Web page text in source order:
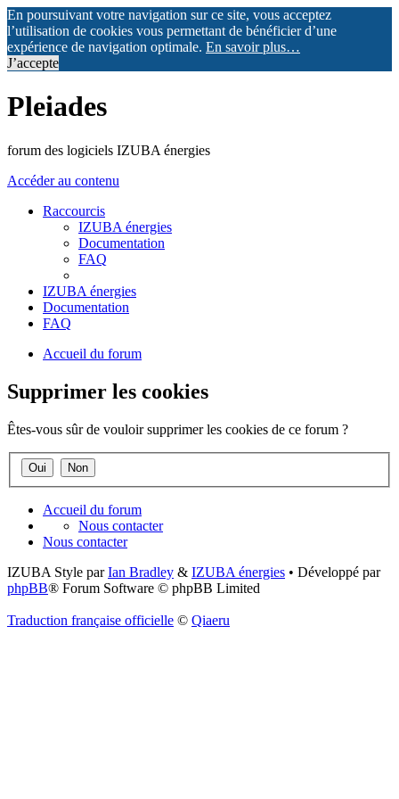
En poursuivant votre navigation sur ce site, vous acceptez
l’utilisation de cookies vous permettant de bénéficier d’une
expérience de navigation optimale. En savoir plus…
J’accepte
Pleiades
forum des logiciels IZUBA énergies
Accéder au contenu
Raccourcis
IZUBA énergies
Documentation
FAQ
IZUBA énergies
Documentation
FAQ
Accueil du forum
Supprimer les cookies
Êtes-vous sûr de vouloir supprimer les cookies de ce forum ?
Accueil du forum
Nous contacter
Nous contacter
IZUBA Style parIan Bradley & IZUBA énergies • Développé par
phpBB® Forum Software © phpBB Limited
Traduction française officielle © Qiaeru